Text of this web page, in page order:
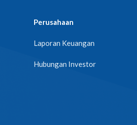
Perusahaan
Laporan Keuangan
Hubungan Investor